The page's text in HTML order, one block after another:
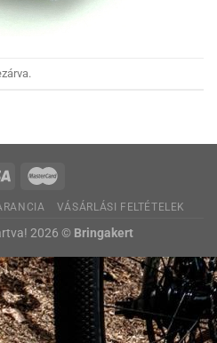
VÁSÁRLÁSI FELTÉTELEK
2026 © Bringakert